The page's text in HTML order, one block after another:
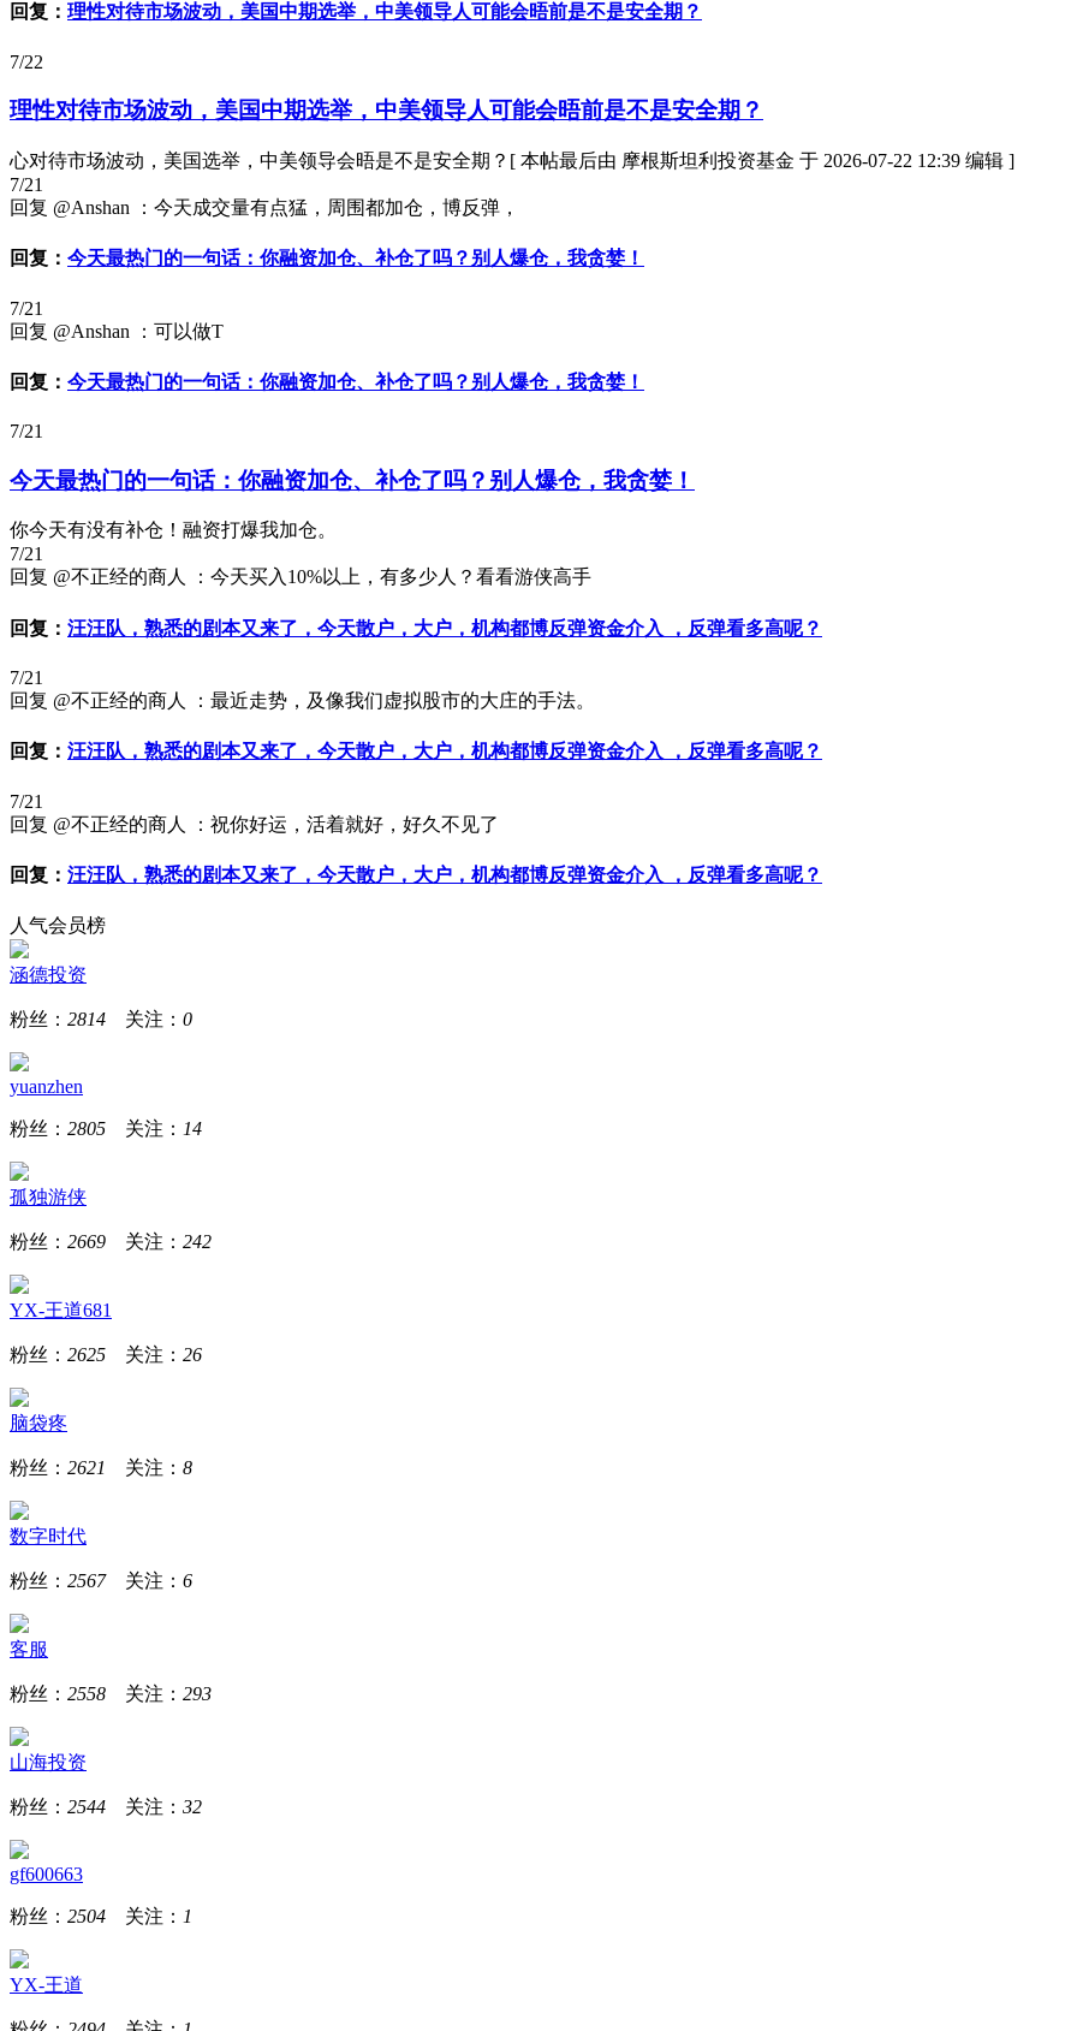
回复： 理性对待市场波动，美国中期选举，中美领导人可能会晤前是不是安全期？
7/22
理性对待市场波动，美国中期选举，中美领导人可能会晤前是不是安全期？
心对待市场波动，美国选举，中美领导会晤是不是安全期？[ 本帖最后由 摩根斯坦利投资基金 于 2026-07-22 12:39 编辑 ]
7/21
回复 @Anshan ：今天成交量有点猛，周围都加仓，博反弹，
回复： 今天最热门的一句话：你融资加仓、补仓了吗？别人爆仓，我贪婪！
7/21
回复 @Anshan ：可以做T
回复： 今天最热门的一句话：你融资加仓、补仓了吗？别人爆仓，我贪婪！
7/21
今天最热门的一句话：你融资加仓、补仓了吗？别人爆仓，我贪婪！
你今天有没有补仓！融资打爆我加仓。
7/21
回复 @不正经的商人 ：今天买入10%以上，有多少人？看看游侠高手
回复： 汪汪队，熟悉的剧本又来了，今天散户，大户，机构都博反弹资金介入 ，反弹看多高呢？
7/21
回复 @不正经的商人 ：最近走势，及像我们虚拟股市的大庄的手法。
回复： 汪汪队，熟悉的剧本又来了，今天散户，大户，机构都博反弹资金介入 ，反弹看多高呢？
7/21
回复 @不正经的商人 ：祝你好运，活着就好，好久不见了
回复： 汪汪队，熟悉的剧本又来了，今天散户，大户，机构都博反弹资金介入 ，反弹看多高呢？
人气会员榜
涵德投资
粉丝： 2814 关注： 0
yuanzhen
粉丝： 2805 关注： 14
孤独游侠
粉丝： 2669 关注： 242
YX-王道681
粉丝： 2625 关注： 26
脑袋疼
粉丝： 2621 关注： 8
数字时代
粉丝： 2567关注： 6
客服
粉丝： 2558 关注： 293
山海投资
粉丝： 2544 关注： 32
gf600663
粉丝： 2504 关注： 1
YX-王道